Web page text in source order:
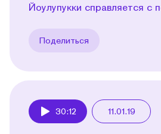
Йоулупукки справляется с
Поделиться
30:12 11.01.19